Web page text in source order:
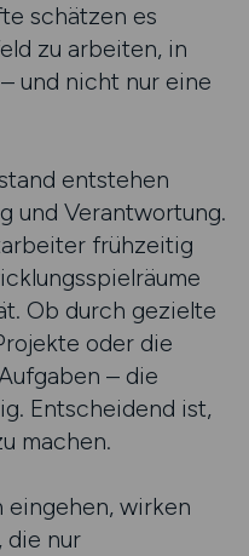
schätzen es
zu arbeiten, in
und nicht nur eine
entstehen
und Verantwortung.
frühzeitig
Ob durch gezielte
oder die
– die
Entscheidend ist,
machen.
wirken
die nur